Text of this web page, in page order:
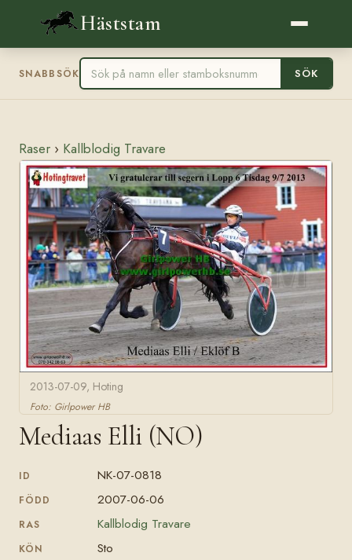
Häststam
SNABBSÖK SÖK
Raser › Kallblodig Travare
2013-07-09, Hoting
Foto: Girlpower HB
Mediaas Elli (NO)
ID NK-07-0818
FÖDD 2007-06-06
RAS Kallblodig Travare
KÖN Sto